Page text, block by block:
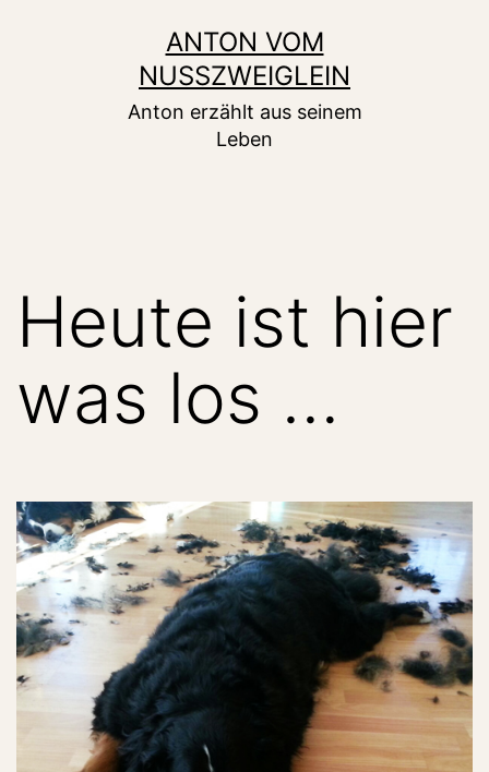
ANTON VOM
NUSSZWEIGLEIN
Anton erzählt aus seinem
Leben
Heute ist hier
was los …